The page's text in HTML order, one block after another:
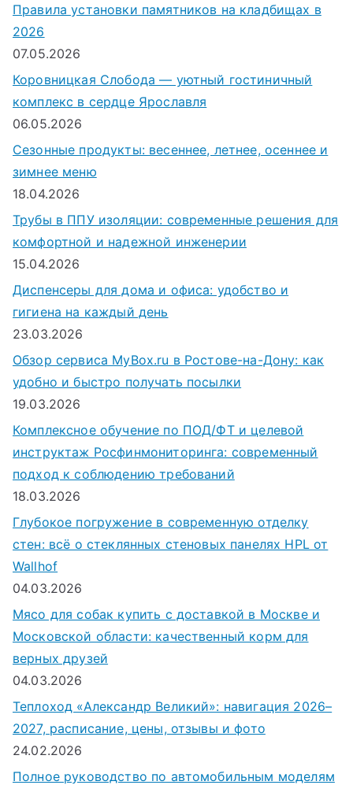
Правила установки памятников на кладбищах в
2026
07.05.2026
Коровницкая Слобода — уютный гостиничный
комплекс в сердце Ярославля
06.05.2026
Сезонные продукты: весеннее, летнее, осеннее и
зимнее меню
18.04.2026
Трубы в ППУ изоляции: современные решения для
комфортной и надежной инженерии
15.04.2026
Диспенсеры для дома и офиса: удобство и
гигиена на каждый день
23.03.2026
Обзор сервиса MyBox.ru в Ростове-на-Дону: как
удобно и быстро получать посылки
19.03.2026
Комплексное обучение по ПОД/ФТ и целевой
инструктаж Росфинмониторинга: современный
подход к соблюдению требований
18.03.2026
Глубокое погружение в современную отделку
стен: всё о стеклянных стеновых панелях HPL от
Wallhof
04.03.2026
Мясо для собак купить с доставкой в Москве и
Московской области: качественный корм для
верных друзей
04.03.2026
Теплоход «Александр Великий»: навигация 2026–
2027, расписание, цены, отзывы и фото
24.02.2026
Полное руководство по автомобильным моделям